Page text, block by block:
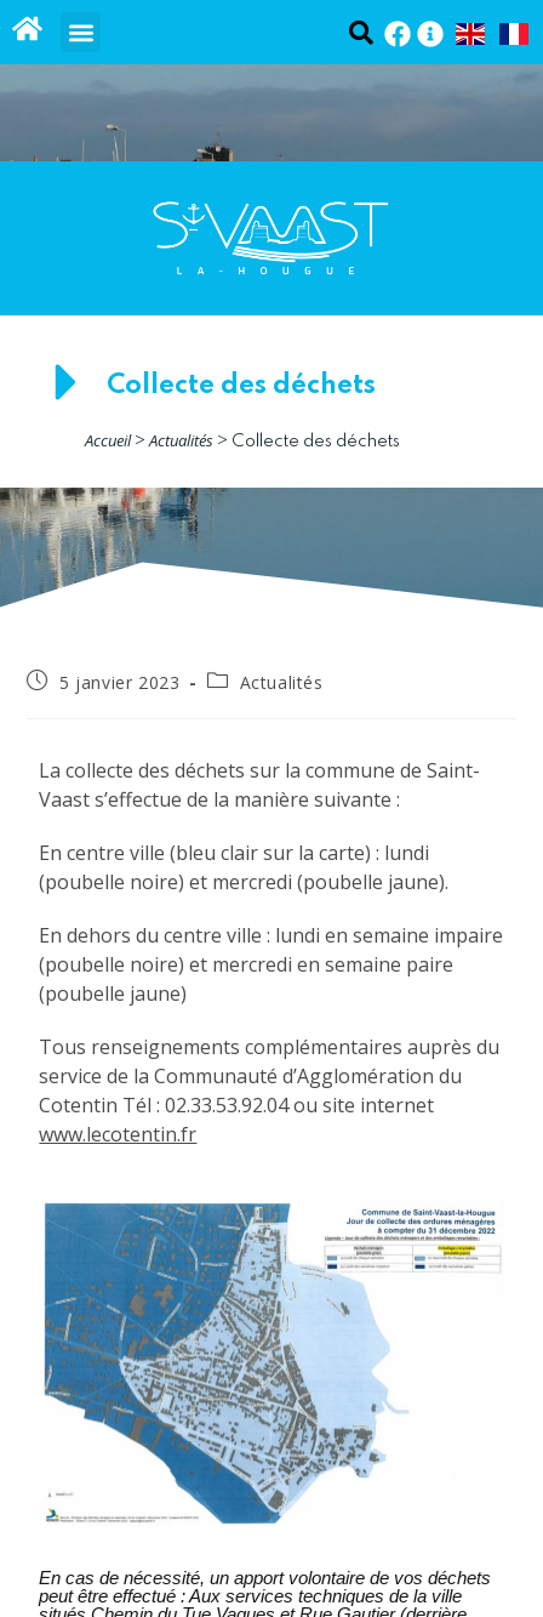
Panneau de gestion des cookies
principal
Collecte des déchets
Accueil> Actualités > Collecte des déchets
5 janvier 2023 Actualités
La collecte des déchets sur la commune de Saint-
Vaast s’effectue de la manière suivante :
En centre ville (bleu clair sur la carte) : lundi
(poubelle noire) et mercredi (poubelle jaune).
En dehors du centre ville : lundi en semaine impaire
(poubelle noire) et mercredi en semaine paire
(poubelle jaune)
Tous renseignements complémentaires auprès du
service de la Communauté d’Agglomération du
Cotentin Tél : 02.33.53.92.04 ou site internet
www.lecotentin.fr
En cas de nécessité, un apport volontaire de vos déchets
peut être effectué : Aux services techniques de la ville